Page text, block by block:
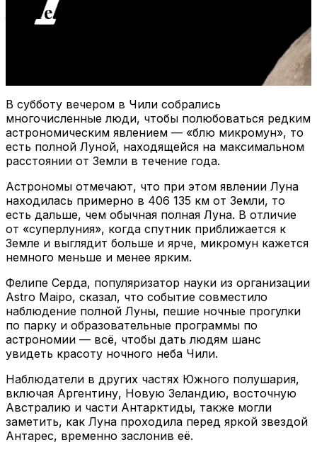
Жители Чили собрались увидеть
В субботу вечером в Чили собрались
многочисленные люди, чтобы полюбоваться редким
астрономическим явлением — «блю микромун», то
есть полной Луной, находящейся на максимальном
расстоянии от Земли в течение года.
Астрономы отмечают, что при этом явлении Луна
находилась примерно в 406 135 км от Земли, то
есть дальше, чем обычная полная Луна. В отличие
от «суперлуния», когда спутник приближается к
Земле и выглядит больше и ярче, микромун кажется
немного меньше и менее ярким.
Фелипе Серда, популяризатор науки из организации
Astro Maipo, сказал, что событие совместило
наблюдение полной Луны, пешие ночные прогулки
по парку и образовательные программы по
астрономии — всё, чтобы дать людям шанс
увидеть красоту ночного неба Чили.
Наблюдатели в других частях Южного полушария,
включая Аргентину, Новую Зеландию, восточную
Австралию и части Антарктиды, также могли
заметить, как Луна проходила перед яркой звездой
Антарес, временно заслонив её.